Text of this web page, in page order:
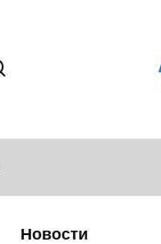
Новости